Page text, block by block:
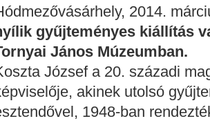
2014.
gyűjteményes kiállítás
János Múzeumban.
József a 20. századi
akinek utolsó
1948-ban